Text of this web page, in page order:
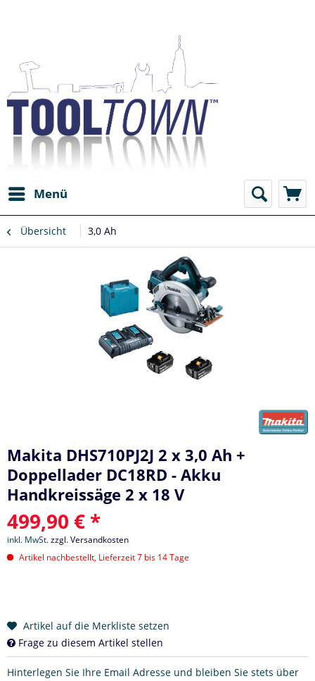
Menü
Übersicht 3,0 Ah
Makita DHS710PJ2J 2 x 3,0 Ah +
Doppellader DC18RD - Akku
Handkreissäge 2 x 18 V
499,90 € *
inkl. MwSt.zzgl. Versandkosten
Artikel nachbestellt, Lieferzeit 7 bis 14 Tage
Artikel auf die Merkliste setzen
Frage zu diesem Artikel stellen
Hinterlegen Sie Ihre Email Adresse und bleiben Sie stets über